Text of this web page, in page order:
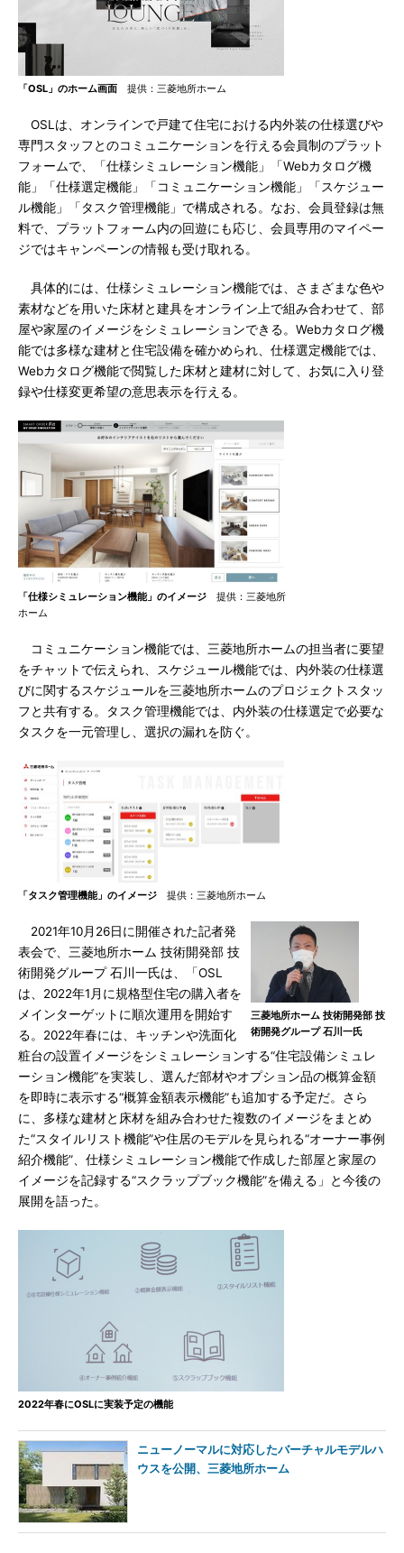
「OSL」のホーム画面 提供：三菱地所ホーム
OSLは、オンラインで戸建て住宅における内外装の仕様選びや
専門スタッフとのコミュニケーションを行える会員制のプラット
フォームで、「仕様シミュレーション機能」「Webカタログ機
能」「仕様選定機能」「コミュニケーション機能」「スケジュー
ル機能」「タスク管理機能」で構成される。なお、会員登録は無
料で、プラットフォーム内の回遊にも応じ、会員専用のマイペー
ジではキャンペーンの情報も受け取れる。
具体的には、仕様シミュレーション機能では、さまざまな色や
素材などを用いた床材と建具をオンライン上で組み合わせて、部
屋や家屋のイメージをシミュレーションできる。Webカタログ機
能では多様な建材と住宅設備を確かめられ、仕様選定機能では、
Webカタログ機能で閲覧した床材と建材に対して、お気に入り登
録や仕様変更希望の意思表示を行える。
「仕様シミュレーション機能」のイメージ 提供：三菱地所
ホーム
コミュニケーション機能では、三菱地所ホームの担当者に要望
をチャットで伝えられ、スケジュール機能では、内外装の仕様選
びに関するスケジュールを三菱地所ホームのプロジェクトスタッ
フと共有する。タスク管理機能では、内外装の仕様選定で必要な
タスクを一元管理し、選択の漏れを防ぐ。
「タスク管理機能」のイメージ 提供：三菱地所ホーム
三菱地所ホーム 技術開発部 技
術開発グループ 石川一氏
2021年10月26日に開催された記者発
表会で、三菱地所ホーム 技術開発部 技
術開発グループ 石川一氏は、「OSL
は、2022年1月に規格型住宅の購入者を
メインターゲットに順次運用を開始す
る。2022年春には、キッチンや洗面化
粧台の設置イメージをシミュレーションする“住宅設備シミュレ
ーション機能”を実装し、選んだ部材やオプション品の概算金額
を即時に表示する“概算金額表示機能”も追加する予定だ。さら
に、多様な建材と床材を組み合わせた複数のイメージをまとめ
た“スタイルリスト機能”や住居のモデルを見られる“オーナー事例
紹介機能”、仕様シミュレーション機能で作成した部屋と家屋の
イメージを記録する“スクラップブック機能”を備える」と今後の
展開を語った。
2022年春にOSLに実装予定の機能
ニューノーマルに対応したバーチャルモデルハ
ウスを公開、三菱地所ホーム